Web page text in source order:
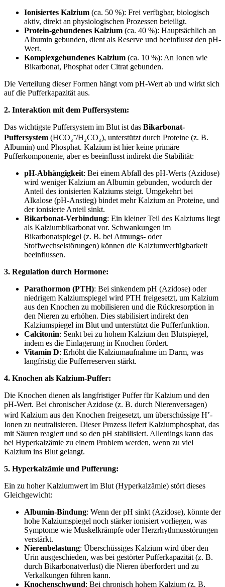
Ionisiertes Kalzium (ca. 50 %): Frei verfügbar, biologisch
aktiv, direkt an physiologischen Prozessen beteiligt.
Protein-gebundenes Kalzium (ca. 40 %): Hauptsächlich an
Albumin gebunden, dient als Reserve und beeinflusst den pH-
Wert.
Komplexgebundenes Kalzium (ca. 10 %): An Ionen wie
Bikarbonat, Phosphat oder Citrat gebunden.
Die Verteilung dieser Formen hängt vom pH-Wert ab und wirkt sich
auf die Pufferkapazität aus.
2. Interaktion mit dem Puffersystem:
Das wichtigste Puffersystem im Blut ist das Bikarbonat-
Puffersystem (HCO₃⁻/H₂CO₃), unterstützt durch Proteine (z. B.
Albumin) und Phosphat. Kalzium ist hier keine primäre
Pufferkomponente, aber es beeinflusst indirekt die Stabilität:
pH-Abhängigkeit: Bei einem Abfall des pH-Werts (Azidose)
wird weniger Kalzium an Albumin gebunden, wodurch der
Anteil des ionisierten Kalziums steigt. Umgekehrt bei
Alkalose (pH-Anstieg) bindet mehr Kalzium an Proteine, und
der ionisierte Anteil sinkt.
Bikarbonat-Verbindung: Ein kleiner Teil des Kalziums liegt
als Kalziumbikarbonat vor. Schwankungen im
Bikarbonatspiegel (z. B. bei Atmungs- oder
Stoffwechselstörungen) können die Kalziumverfügbarkeit
beeinflussen.
3. Regulation durch Hormone:
Parathormon (PTH): Bei sinkendem pH (Azidose) oder
niedrigem Kalziumspiegel wird PTH freigesetzt, um Kalzium
aus den Knochen zu mobilisieren und die Rückresorption in
den Nieren zu erhöhen. Dies stabilisiert indirekt den
Kalziumspiegel im Blut und unterstützt die Pufferfunktion.
Calcitonin: Senkt bei zu hohem Kalzium den Blutspiegel,
indem es die Einlagerung in Knochen fördert.
Vitamin D: Erhöht die Kalziumaufnahme im Darm, was
langfristig die Pufferreserven stärkt.
4. Knochen als Kalzium-Puffer:
Die Knochen dienen als langfristiger Puffer für Kalzium und den
pH-Wert. Bei chronischer Azidose (z. B. durch Nierenversagen)
wird Kalzium aus den Knochen freigesetzt, um überschüssige H⁺-
Ionen zu neutralisieren. Dieser Prozess liefert Kalziumphosphat, das
mit Säuren reagiert und so den pH stabilisiert. Allerdings kann das
bei Hyperkalzämie zu einem Problem werden, wenn zu viel
Kalzium ins Blut gelangt.
5. Hyperkalzämie und Pufferung:
Ein zu hoher Kalziumwert im Blut (Hyperkalzämie) stört dieses
Gleichgewicht:
Albumin-Bindung: Wenn der pH sinkt (Azidose), könnte der
hohe Kalziumspiegel noch stärker ionisiert vorliegen, was
Symptome wie Muskelkrämpfe oder Herzrhythmusstörungen
verstärkt.
Nierenbelastung: Überschüssiges Kalzium wird über den
Urin ausgeschieden, was bei gestörter Pufferkapazität (z. B.
durch Bikarbonatverlust) die Nieren überfordert und zu
Verkalkungen führen kann.
Knochenschwund: Bei chronisch hohem Kalzium (z. B.